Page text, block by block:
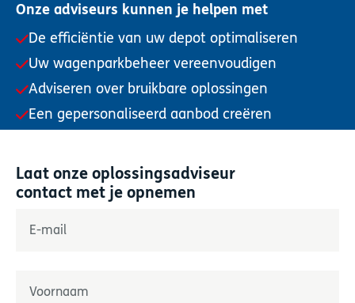
Onze adviseurs kunnen je helpen met
De efficiëntie van uw depot optimaliseren
Uw wagenparkbeheer vereenvoudigen
Adviseren over bruikbare oplossingen
Een gepersonaliseerd aanbod creëren
Laat onze oplossingsadviseur
contact met je opnemen